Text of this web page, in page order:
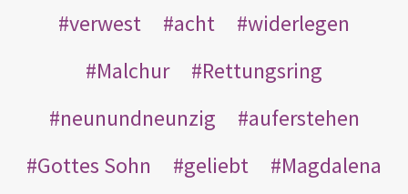
verwest
acht
widerlegen
Malchur
Rettungsring
neunundneunzig
auferstehen
Gottes Sohn
geliebt
Magdalena